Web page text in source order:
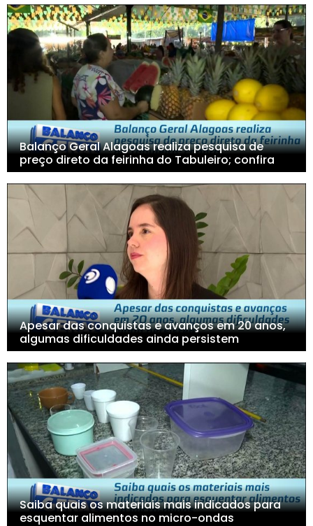
Balanço Geral Alagoas realiza pesquisa de
preço direto da feirinha do Tabuleiro; confira
Apesar das conquistas e avanços em 20 anos,
algumas dificuldades ainda persistem
Saiba quais os materiais mais indicados para
esquentar alimentos no micro-ondas